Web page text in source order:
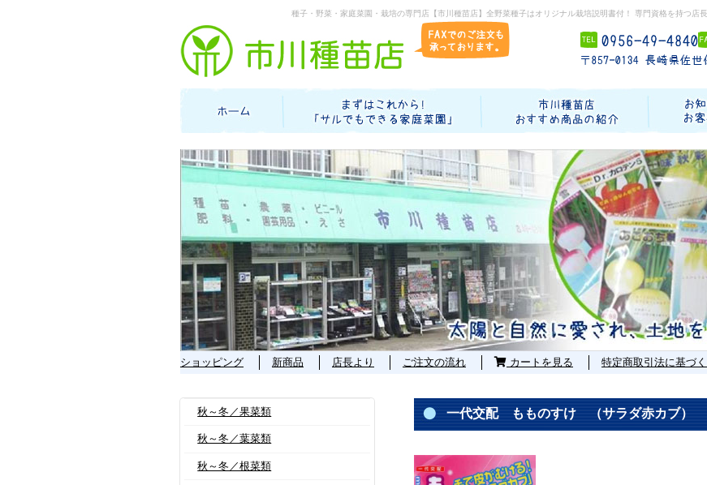
種子・野菜・家庭菜園・栽培の専門店【市川種苗店】全野菜種子はオリジナル栽培説明書付！ 専門資格を持つ店
ショッピング 新商品 店長より ご注文の流れ カートを見る 特定商取引法に基づ
一代交配 もものすけ （サラダ赤カブ）
秋～冬／果菜類
秋～冬／葉菜類
秋～冬／根菜類